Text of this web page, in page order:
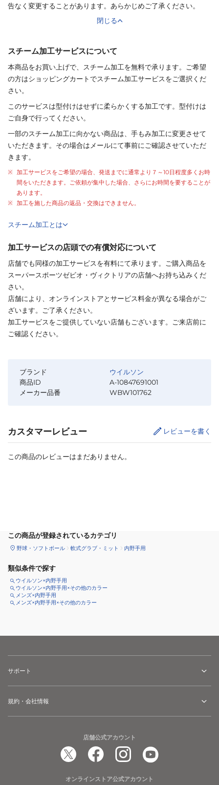
告なく変更することがあります。あらかじめご了承ください。
閉じる
スチーム加工サービスについて
本商品をお買い上げで、スチーム加工を無料で承ります。ご希望
の方はショッピングカートでスチーム加工サービスをご選択くだ
さい。
このサービスは型付けはせずに柔らかくする加工です。型付けは
ご自身で行ってください。
一部のスチーム加工に向かない商品は、手もみ加工に変更させて
いただきます。その場合はメールにて事前にご確認させていただ
きます。
加工サービスをご希望の場合、発送までに通常より ７～10日程度多くお時
間をいただきます。ご依頼が集中した場合、さらにお時間を要することが
あります。
加工を施した商品の返品・交換はできません。
スチーム加工とは
加工サービスの店頭での有償対応について
店舗でも同様の加工サービスを有料にて承ります。ご購入商品を
スーパースポーツゼビオ・ヴィクトリアの店舗へお持ち込みくだ
さい。
店舗により、オンラインストアとサービス料金が異なる場合がご
ざいます。ご了承ください。
加工サービスをご提供していない店舗もございます。ご来店前に
ご確認ください。
ブランド
ウイルソン
商品ID
A-10847691001
メーカー品番
WBW101762
カスタマーレビュー レビューを書く
この商品のレビューはまだありません。
この商品が登録されているカテゴリ
野球・ソフトボール 軟式グラブ・ミット 内野手用
類似条件で探す
ウイルソン×内野手用
ウイルソン×内野手用×その他のカラー
メンズ×内野手用
メンズ×内野手用×その他のカラー
サポート
規約・会社情報
店舗公式アカウント
オンラインストア公式アカウント